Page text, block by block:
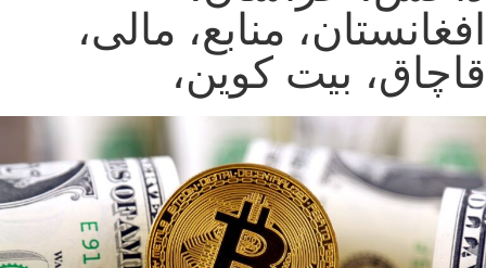
افغانستان، منابع، مالی،
قاچاق، بیت کوین،